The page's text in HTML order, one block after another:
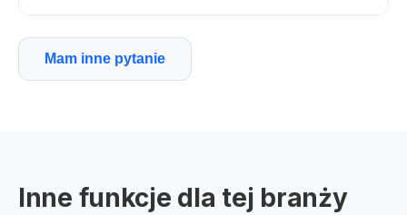
Mam inne pytanie
Inne funkcje dla tej branży